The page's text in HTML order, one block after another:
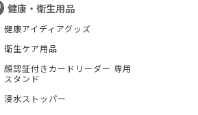
健康・衛生用品
健康アイディアグッズ
衛生ケア用品
顔認証付きカードリーダー 専用
スタンド
浸水ストッパー